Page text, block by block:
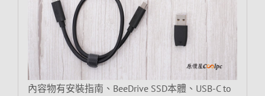
內容物有安裝指南、BeeDrive SSD本體、USB-C to